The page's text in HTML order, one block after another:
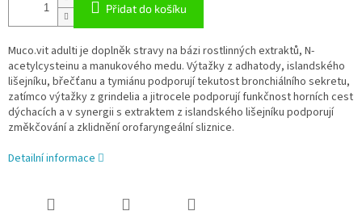
Přidat do košíku
Muco.vit adulti je doplněk stravy na bázi rostlinných extraktů, N-
acetylcysteinu a manukového medu. Výtažky z adhatody, islandského
lišejníku, břečťanu a tymiánu podporují tekutost bronchiálního sekretu,
zatímco výtažky z grindelia a jitrocele podporují funkčnost horních cest
dýchacích a v synergii s extraktem z islandského lišejníku podporují
změkčování a zklidnění orofaryngeální sliznice.
Detailní informace